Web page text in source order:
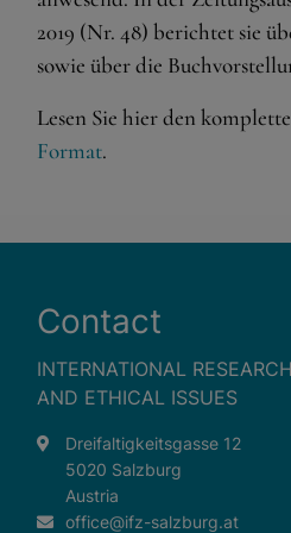
2019 (Nr. 48) berichtet sie
sowie über die
Lesen Sie hier den
Format.
Contact
INTERNATIONAL
AND ETHICAL ISSUES
Dreifaltigkeitsgasse 12
5020 Salzburg
Austria
office@ifz-salzburg.at
dringend erforderlich.
Shopping cart
Externe Medien
Eingebettete Inhalte